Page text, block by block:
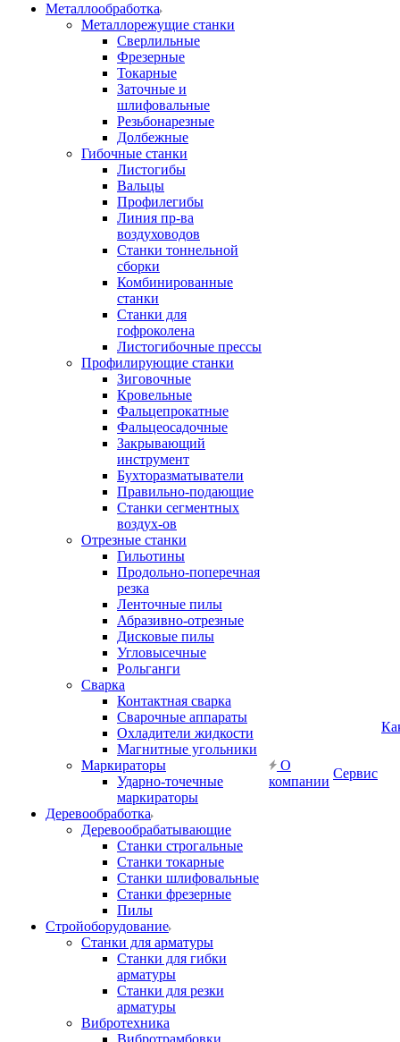
Металлообработка
Металлорежущие станки
Сверлильные
Фрезерные
Токарные
Заточные и
шлифовальные
Резьбонарезные
Долбежные
Гибочные станки
Листогибы
Вальцы
Профилегибы
Линия пр-ва
воздуховодов
Станки тоннельной
сборки
Комбинированные
станки
Станки для
гофроколена
Листогибочные прессы
Профилирующие станки
Зиговочные
Кровельные
Фальцепрокатные
Фальцеосадочные
Закрывающий
инструмент
Бухторазматыватели
Правильно-подающие
Станки сегментных
воздух-ов
Отрезные станки
Гильотины
Продольно-поперечная
резка
Ленточные пилы
Абразивно-отрезные
Дисковые пилы
Угловысечные
Рольганги
Сварка
Контактная сварка
Сварочные аппараты
Охладители жидкости
Магнитные угольники
Маркираторы
Ударно-точечные
маркираторы
Деревообработка
Деревообрабатывающие
Станки строгальные
Станки токарные
Станки шлифовальные
Станки фрезерные
Пилы
Стройоборудование
Станки для арматуры
Станки для гибки
арматуры
Станки для резки
арматуры
Вибротехника
Вибротрамбовки
О
компании
Сервис